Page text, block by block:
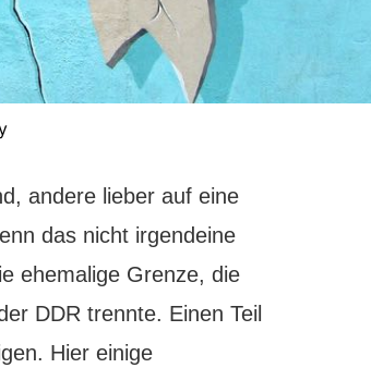
andere lieber auf eine
das nicht irgendeine
ehemalige Grenze, die
DDR trennte. Einen Teil
Hier einige